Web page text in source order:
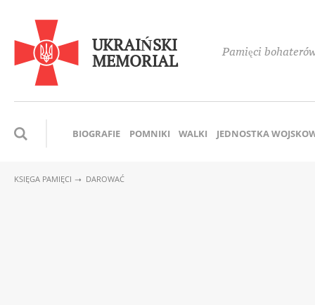
UKRAIŃSKI
MEMORIAL Pamięci
BIOGRAFIE POMNIKI WALKI JEDNOSTKA
KSIĘGA PAMIĘCI DAROWAĆ